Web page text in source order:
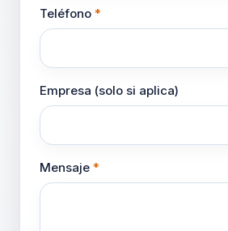
Teléfono *
Empresa (solo si aplica)
Mensaje *